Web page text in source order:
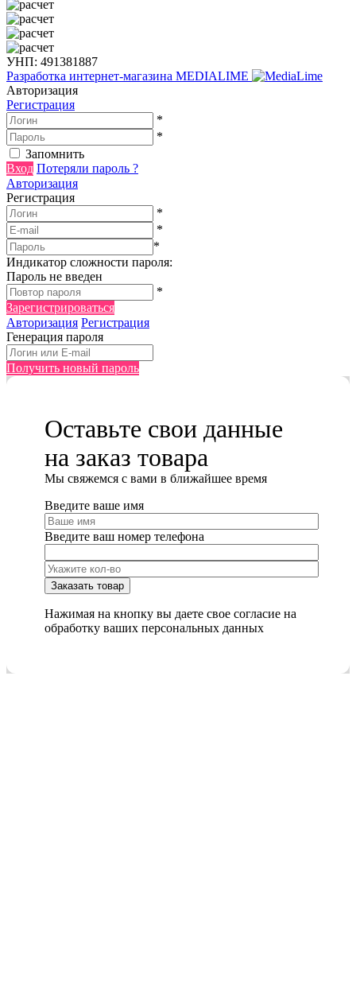
УНП: 491381887
Разработка интернет-магазина MEDIALIME
Авторизация
Регистрация
*
*
Запомнить
Вход Потеряли пароль ?
Авторизация
Регистрация
*
*
*
Индикатор сложности пароля:
Пароль не введен
*
Зарегистрироваться
Авторизация Регистрация
Генерация пароля
Получить новый пароль
Оставьте свои данные
на заказ товара
Мы cвяжемся с вами в ближайшее время
Введите ваше имя
Введите ваш номер телефона
Нажимая на кнопку вы даете свое согласие на
обработку ваших персональных данных